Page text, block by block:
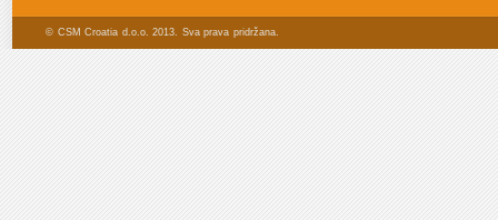
© CSM Croatia d.o.o. 2013. Sva prava pridržana.